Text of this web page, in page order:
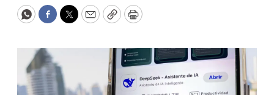
WhatsApp
Facebook
Twitter
EmailCopyPrint